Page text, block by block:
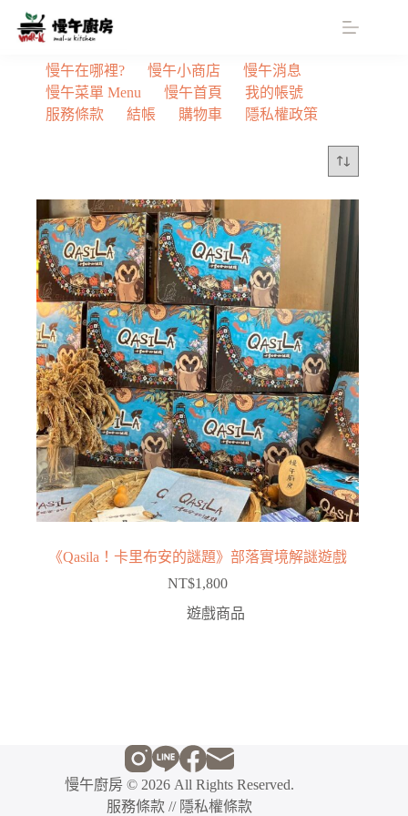
慢午在哪裡? 慢午小商店
慢午消息
慢午菜單 Menu
慢午首頁
我的帳號
服務條款
結帳 購物車 隱私權政策
《Qasila！卡里布安的謎題》部落實境解謎遊戲
NT$1,800
遊戲商品
慢午廚房 © 2026 All Rights Reserved.
服務條款 // 隱私權條款